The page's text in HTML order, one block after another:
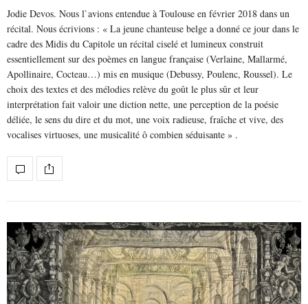
Jodie Devos. Nous l`avions entendue à Toulouse en février 2018 dans un
récital. Nous écrivions : « La jeune chanteuse belge a donné ce jour dans le
cadre des Midis du Capitole un récital ciselé et lumineux construit
essentiellement sur des poèmes en langue française (Verlaine, Mallarmé,
Apollinaire, Cocteau…) mis en musique (Debussy, Poulenc, Roussel). Le
choix des textes et des mélodies relève du goût le plus sûr et leur
interprétation fait valoir une diction nette, une perception de la poésie
déliée, le sens du dire et du mot, une voix radieuse, fraîche et vive, des
vocalises virtuoses, une musicalité ô combien séduisante » .